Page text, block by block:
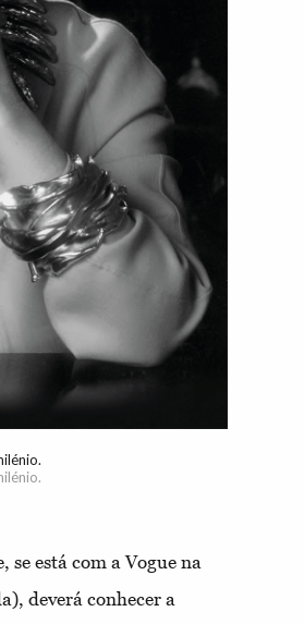
se está com a Vogue na
deverá conhecer a